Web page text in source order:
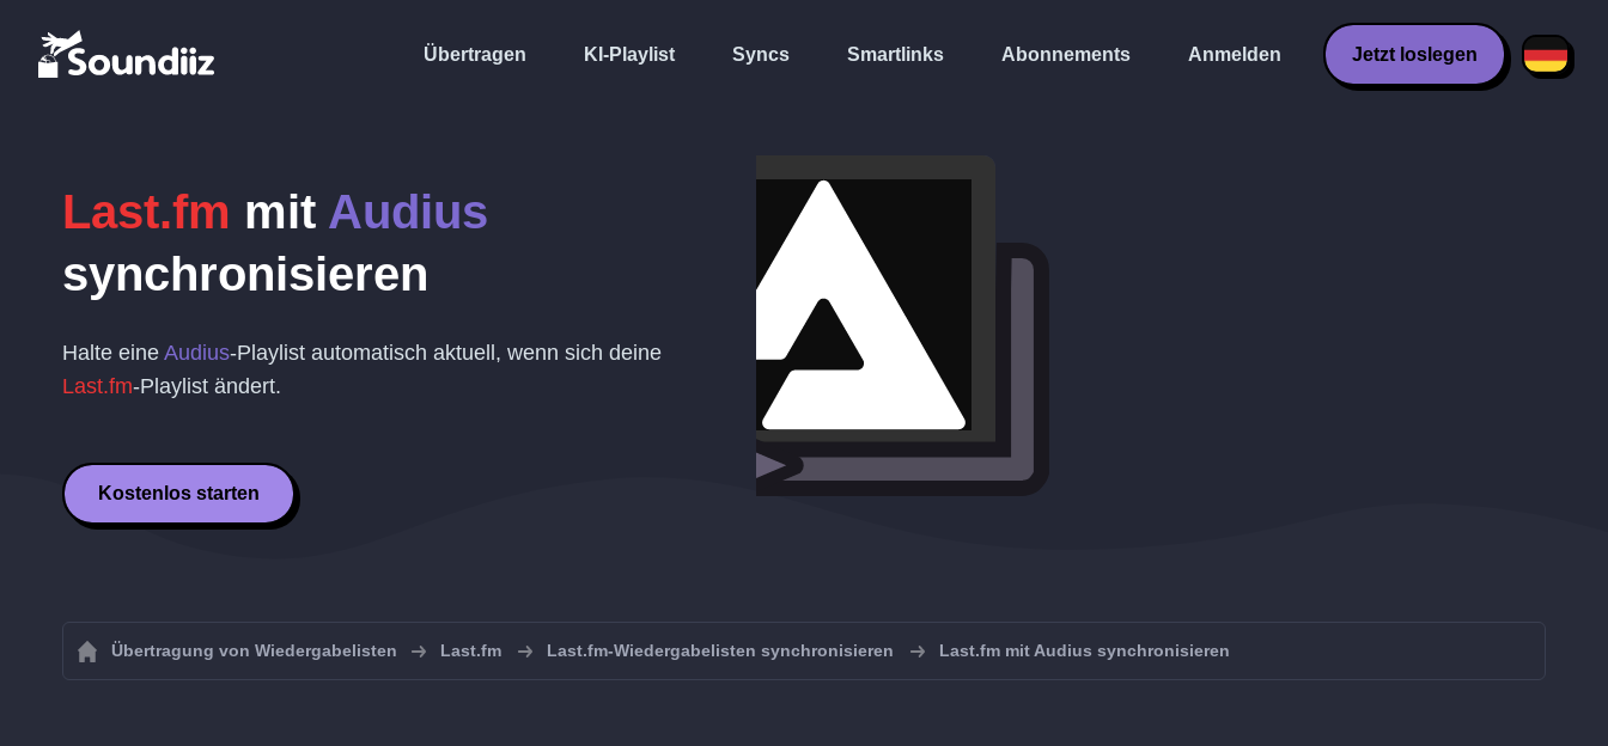
Übertragen KI-Playlist Syncs Smartlinks Abonnements Anmelden Jetzt loslegen
Last.fm mit Audius
synchronisieren
Halte eine Audius-Playlist automatisch aktuell, wenn sich deine
Last.fm-Playlist ändert.
Kostenlos starten
Übertragung von Wiedergabelisten Last.fm Last.fm-Wiedergabelisten synchronisieren Last.fm mit Audius synchronisieren